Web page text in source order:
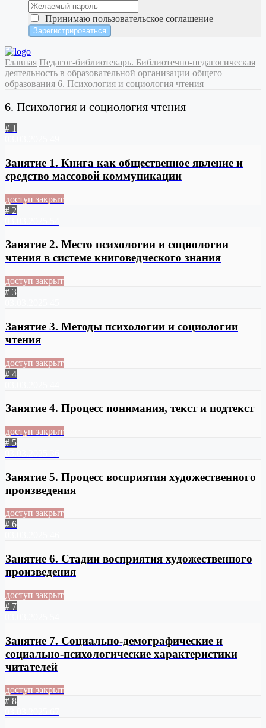
Принимаю пользовательское соглашение
Главная Педагог-библиотекарь. Библиотечно-педагогическая
деятельность в образовательной организации общего
образования 6. Психология и социология чтения
6. Психология и социология чтения
# 1
Занятие 1. Книга как общественное явление и
средство массовой коммуникации
доступ закрыт
# 2
Занятие 2. Место психологии и социологии
чтения в системе книговедческого знания
доступ закрыт
# 3
Занятие 3. Методы психологии и социологии
чтения
доступ закрыт
# 4
Занятие 4. Процесс понимания, текст и подтекст
доступ закрыт
# 5
Занятие 5. Процесс восприятия художественного
произведения
доступ закрыт
# 6
Занятие 6. Стадии восприятия художественного
произведения
доступ закрыт
# 7
Занятие 7. Социально-демографические и
социально-психологические характеристики
читателей
доступ закрыт
# 8